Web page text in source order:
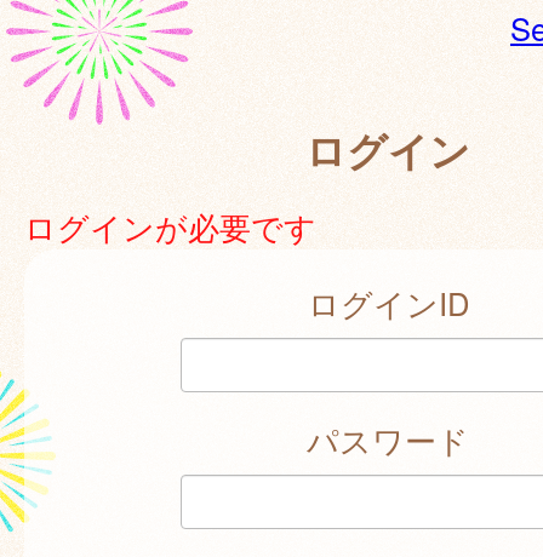
ログイン
ログインが必要です
ログインID
パスワード